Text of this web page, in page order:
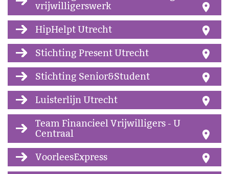
vrijwilligerswerk
HipHelpt Utrecht
Stichting Present Utrecht
Stichting Senior&Student
Luisterlijn Utrecht
Team Financieel Vrijwilligers - U
Centraal
VoorleesExpress